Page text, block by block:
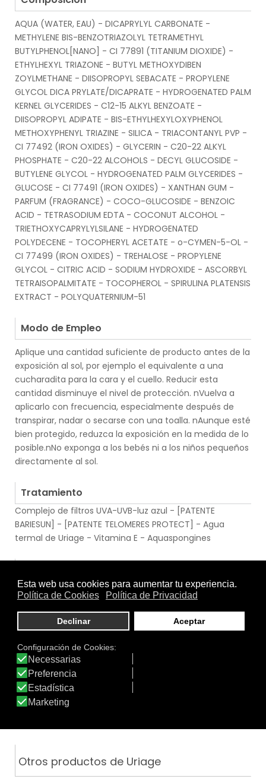
AQUA (WATER, EAU) - DICAPRYLYL CARBONATE -
METHYLENE BIS-BENZOTRIAZOLYL TETRAMETHYL
BUTYLPHENOL[NANO] - CI 77891 (TITANIUM DIOXIDE) -
ETHYLHEXYL TRIAZONE - BUTYL METHOXYDIBEN
ZOYLMETHANE - DIISOPROPYL SEBACATE - PROPYLENE
GLYCOL DICA PRYLATE/DICAPRATE - HYDROGENATED PALM
KERNEL GLYCERIDES - C12-15 ALKYL BENZOATE -
DIISOPROPYL ADIPATE - BIS-ETHYLHEXYLOXYPHENOL
METHOXYPHENYL TRIAZINE - SILICA - TRIACONTANYL PVP -
CI 77492 (IRON OXIDES) - GLYCERIN - C20-22 ALKYL
PHOSPHATE - C20-22 ALCOHOLS - DECYL GLUCOSIDE -
BUTYLENE GLYCOL - HYDROGENATED PALM GLYCERIDES -
GLUCOSE - CI 77491 (IRON OXIDES) - XANTHAN GUM -
PARFUM (FRAGRANCE) - COCO-GLUCOSIDE - BENZOIC
ACID - TETRASODIUM EDTA - COCONUT ALCOHOL -
TRIETHOXYCAPRYLYLSILANE - HYDROGENATED
POLYDECENE - TOCOPHERYL ACETATE - o-CYMEN-5-OL -
CI 77499 (IRON OXIDES) - TREHALOSE - PROPYLENE
GLYCOL - CITRIC ACID - SODIUM HYDROXIDE - ASCORBYL
TETRAISOPALMITATE - TOCOPHEROL - SPIRULINA PLATENSIS
EXTRACT - POLYQUATERNIUM-51
Modo de Empleo
Aplique una cantidad suficiente de producto antes de la
exposición al sol, por ejemplo el equivalente a una
cucharadita para la cara y el cuello. Reducir esta
cantidad disminuye el nivel de protección. nVuelva a
aplicarlo con frecuencia, especialmente después de
transpirar, nadar o secarse con una toalla. nAunque esté
bien protegido, reduzca la exposición en la medida de lo
posible.nNo exponga a los bebés ni a los niños pequeños
directamente al sol.
Tratamiento
Complejo de filtros UVA-UVB-luz azul - [PATENTE
BARIESUN] - [PATENTE TELOMERES PROTECT] - Agua
termal de Uriage - Vitamina E - Aquaspongines
Rostro
Función
Crema solar| Maquillaje solar
Textura
Tratamiento
de:
Otros productos de Uriage